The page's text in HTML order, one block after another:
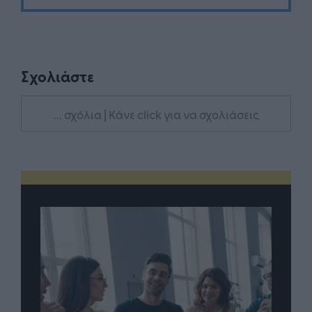
Σχολιάστε
... σχόλια | Κάνε click για να σχολιάσεις